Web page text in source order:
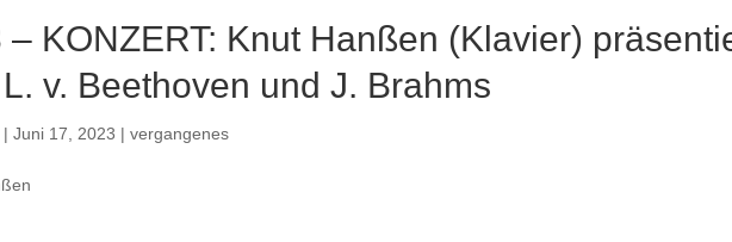
– KONZERT: Knut Hanßen (Klavier)
v. Beethoven und J. Brahms
|Juni 17, 2023 |vergangenes